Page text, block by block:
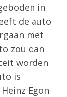
in
de auto
met
zou dan
worden
is
Egon